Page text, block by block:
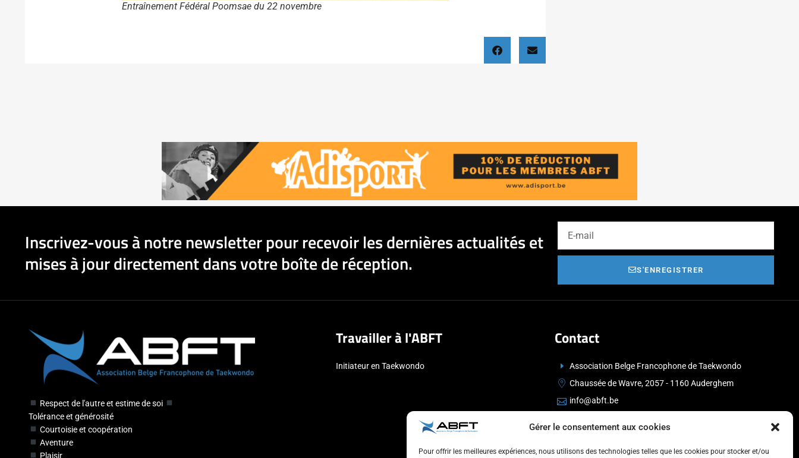
Gérer le consentement aux cookies
Pour offrir les meilleures expériences, nous utilisons des technologies telles que les cookies pour stocker et/ou
Entraînement Fédéral Poomsae du 22 novembre
Inscrivez-vous à notre newsletter pour recevoir les dernières actualités et
mises à jour directement dans votre boîte de réception.
S'ENREGISTRER
Respect de l'autre et estime de soi
Tolérance et générosité
Courtoisie et coopération
Aventure
Plaisir
Travailler à l'ABFT
Initiateur en Taekwondo
Contact
Association Belge Francophone de Taekwondo
Chaussée de Wavre, 2057 - 1160 Auderghem
info@abft.be